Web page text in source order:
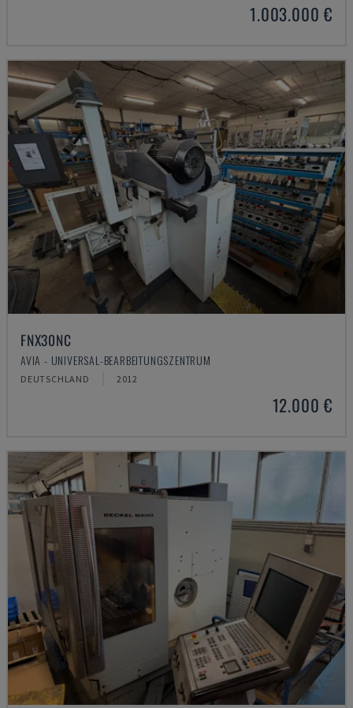
1.003.000 €
FNX30NC
AVIA - UNIVERSAL-BEARBEITUNGSZENTRUM
DEUTSCHLAND 2012
12.000 €